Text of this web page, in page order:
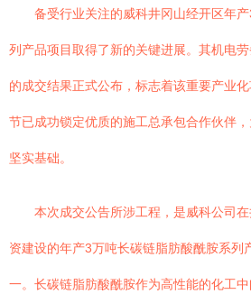
备受行业关注的威科井冈山经开区年
列产品项目取得了新的关键进展。其机电劳
的成交结果正式公布，标志着该重要产业
节已成功锁定优质的施工总承包合作伙伴
坚实基础。
本次成交公告所涉工程，是威科公司
资建设的年产3万吨长碳链脂肪酸酰胺系列
一。长碳链脂肪酸酰胺作为高性能的化工